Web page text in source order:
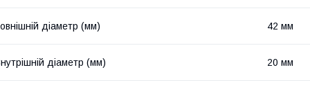
діаметр (мм) 42 мм
діаметр (мм) 20 мм